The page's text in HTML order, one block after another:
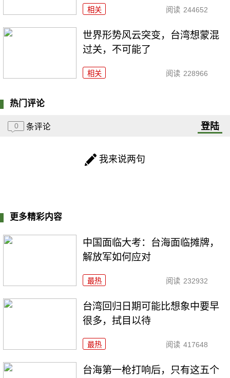
相关 阅读 244652
世界形势风云突变，台湾想蒙混
过关，不可能了
相关 阅读 228966
热门评论
0 条评论 登陆
我来说两句
更多精彩内容
中国面临大考：台海面临摊牌，
解放军如何应对
最热 阅读 232932
台湾回归日期可能比想象中要早
很多，拭目以待
最热 阅读 417648
台海第一枪打响后，只有这五个